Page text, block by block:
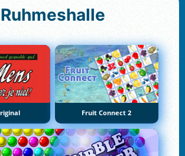
Ruhmeshalle
Fruit Connect 2